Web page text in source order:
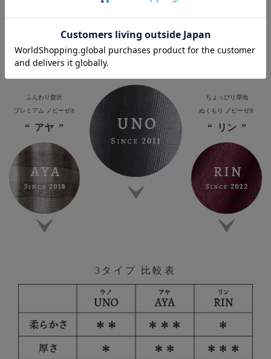
ふんわり贅沢
プレミアム ノビーゼ®
“ アヤ ”
まずはここから
ベーシック ノビーゼ®
ちょっぴり厚地
ぬくもり ノビーゼ®
“ リン ”
3タイプ 比較表